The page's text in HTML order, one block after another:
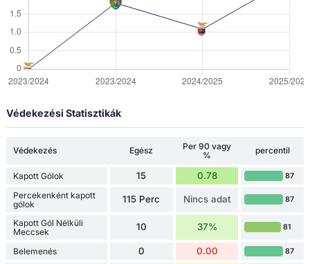
Védekezési Statisztikák
Védekezés Egész
Per 90 vagy
%
percentil
Kapott Gólok 15 0.78 87
Percekenként kapott
gólok
115 Perc Nincs adat 87
Kapott Gól Nélküli
Meccsek
10 37% 81
Belemenés 0 0.00 87